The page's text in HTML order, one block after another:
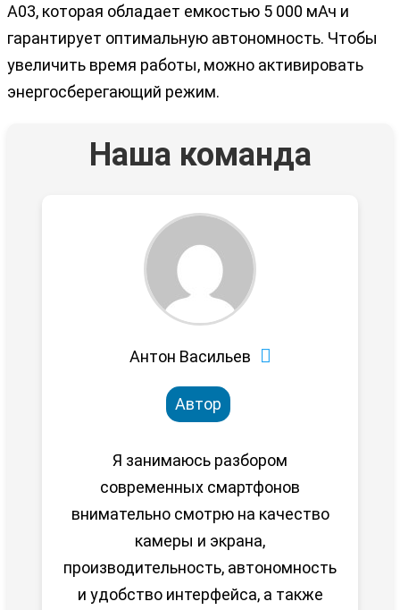
A03, которая обладает емкостью 5 000 мАч и
гарантирует оптимальную автономность. Чтобы
увеличить время работы, можно активировать
энергосберегающий режим.
Наша команда
Антон Васильев
Автор
Я занимаюсь разбором
современных смартфонов
внимательно смотрю на качество
камеры и экрана,
производительность, автономность
и удобство интерфейса, а также